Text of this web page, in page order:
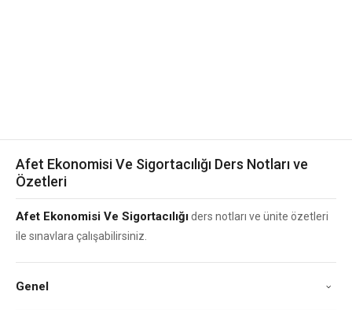
Afet Ekonomisi Ve Sigortacılığı Ders Notları ve
Özetleri
Afet Ekonomisi Ve Sigortacılığıders notları ve ünite özetleri
ile sınavlara çalışabilirsiniz.
Genel